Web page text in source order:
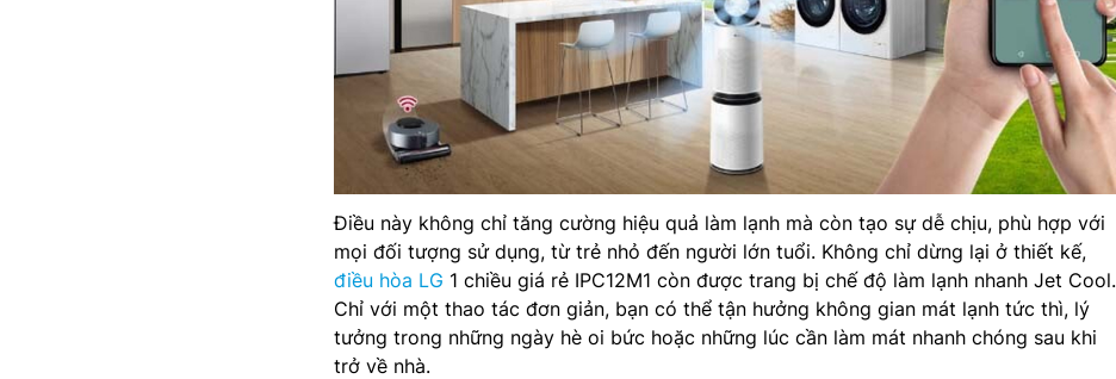
Điều này không chỉ tăng cường hiệu quả làm lạnh mà còn tạo sự dễ chịu, phù hợp với
mọi đối tượng sử dụng, từ trẻ nhỏ đến người lớn tuổi. Không chỉ dừng lại ở thiết kế,
điều hòa LG 1 chiều giá rẻ IPC12M1 còn được trang bị chế độ làm lạnh nhanh Jet Cool.
Chỉ với một thao tác đơn giản, bạn có thể tận hưởng không gian mát lạnh tức thì, lý
tưởng trong những ngày hè oi bức hoặc những lúc cần làm mát nhanh chóng sau khi
trở về nhà.